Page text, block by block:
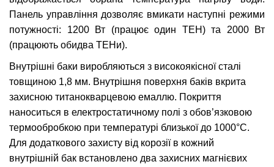
Панель управління дозволяє вмикати наступні режими
потужності: 1200 Вт (працює один ТЕН) та 2000 Вт
(працюють обидва ТЕНи).
Внутрішні баки виробляються з високоякісної сталі
товщиною 1,8 мм. Внутрішня поверхня баків вкрита
захисною титанокварцевою емаллю. Покриття
наноситься в електростатичному полі з обов’язковою
термообробкою при температурі близької до 1000°С.
Для додаткового захисту від корозії в кожний
внутрішній бак встановлено два захисних магнієвих